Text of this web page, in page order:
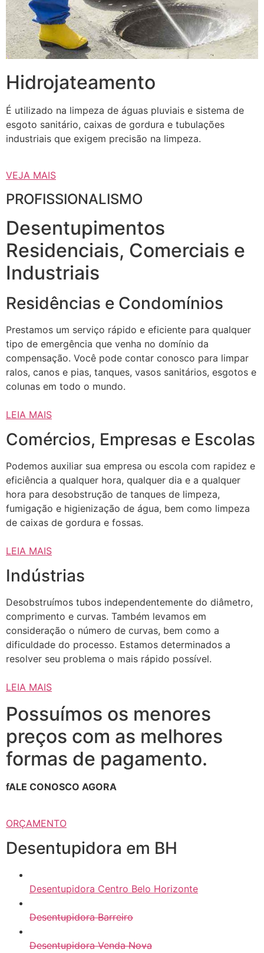
Hidrojateamento
É utilizado na limpeza de águas pluviais e sistema de
esgoto sanitário, caixas de gordura e tubulações
industriais que exigem precisão na limpeza.
VEJA MAIS
PROFISSIONALISMO
Desentupimentos
Residenciais, Comerciais e
Industriais
Residências e Condomínios
Prestamos um serviço rápido e eficiente para qualquer
tipo de emergência que venha no domínio da
compensação. Você pode contar conosco para limpar
ralos, canos e pias, tanques, vasos sanitários, esgotos e
colunas em todo o mundo.
LEIA MAIS
Comércios, Empresas e Escolas
Podemos auxiliar sua empresa ou escola com rapidez e
eficiência a qualquer hora, qualquer dia e a qualquer
hora para desobstrução de tanques de limpeza,
fumigação e higienização de água, bem como limpeza
de caixas de gordura e fossas.
LEIA MAIS
Indústrias
Desobstruímos tubos independentemente do diâmetro,
comprimento e curvas. Também levamos em
consideração o número de curvas, bem como a
dificuldade do processo. Estamos determinados a
resolver seu problema o mais rápido possível.
LEIA MAIS
Possuímos os menores
preços com as melhores
formas de pagamento.
fALE CONOSCO AGORA
ORÇAMENTO
Desentupidora em BH
Desentupidora Centro Belo Horizonte
Desentupidora Barreiro
Desentupidora Venda Nova